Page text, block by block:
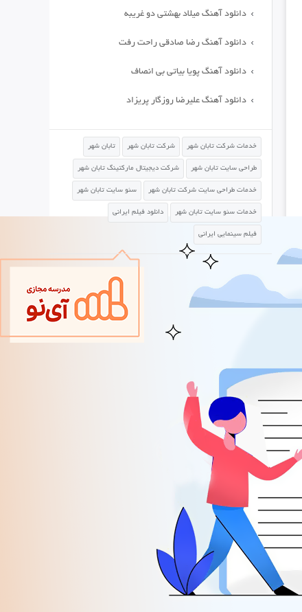
دانلود آهنگ میلاد بهشتی دو غریبه
دانلود آهنگ رضا صادقی راحت رفت
دانلود آهنگ پویا بیاتی بی انصاف
دانلود آهنگ علیرضا روزگار پریزاد
خدمات شرکت تابان شهر شرکت تابان شهر تابان شهر
طراحی سایت تابان شهر شرکت دیجیتال مارکتینگ تابان شهر
خدمات طراحی سایت شرکت تابان شهر سئو سایت تابان شهر
خدمات سئو سایت تابان شهر دانلود فیلم ایرانی
فیلم سینمایی ایرانی